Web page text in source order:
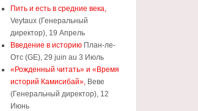
Пить и есть в средние века,
Veytaux (Генеральный
директор), 19 Апрель
Введение в историю План-ле-
Отс (GE), 29 juin au 3 Июль
«Рожденный читать» и «Время
историй Камисибай», Веве
(Генеральный директор), 12
Июнь